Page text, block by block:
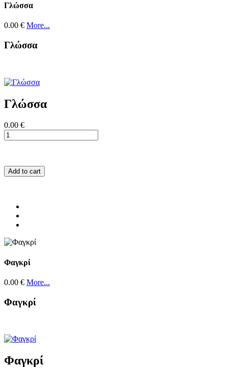
Γλώσσα
0.00 € More...
Γλώσσα
Γλώσσα
0.00 €
Add to cart
Φαγκρί
0.00 € More...
Φαγκρί
Φαγκρί